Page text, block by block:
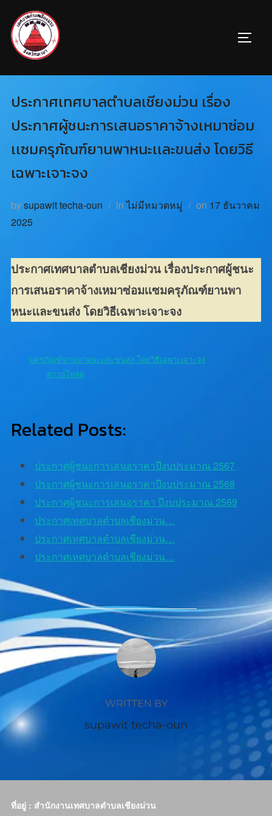
ประกาศเทศบาลตำบลเชียงม่วน เรื่อง
ประกาศผู้ชนะการเสนอราคาจ้างเหมาซ่อม
เเซมครุภัณฑ์ยานพาหนะเเละขนส่ง โดยวิธี
เฉพาะเจาะจง
bysupawit techa-oun inไม่มีหมวดหมู่ on 17 ธันวาคม
2025
ประกาศเทศบาลตำบลเชียงม่วน เรื่องประกาศผู้ชนะ
การเสนอราคาจ้างเหมาซ่อมเเซมครุภัณฑ์ยานพา
หนะเเละขนส่ง โดยวิธีเฉพาะเจาะจง
มครุภัณฑ์ยานพาหนะเเละขนส่ง-โดยวิธีเฉพาะเจาะจง
ดาวน์โหลด
Related Posts:
ประกาศผู้ชนะการเสนอราคาปีงบประมาณ 2567
ประกาศผู้ชนะการเสนอราคาปีงบประมาณ 2568
ประกาศผู้ชนะการเสนอราคา ปีงบประมาณ 2569
ประกาศเทศบาลตำบลเชียงม่วน…
ประกาศเทศบาลตำบลเชียงม่วน…
ประกาศเทศบาลตำบลเชียงม่วน…
POST AUTHOR
WRITTEN BY
supawit techa-oun
ที่อยู่ : สำนักงานเทศบาลตำบลเชียงม่วน